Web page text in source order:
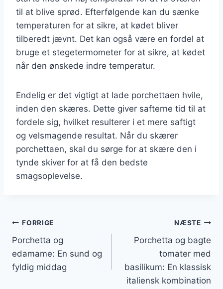
til at blive sprød. Efterfølgende kan du sænke
temperaturen for at sikre, at kødet bliver
tilberedt jævnt. Det kan også være en fordel at
bruge et stegetermometer for at sikre, at kødet
når den ønskede indre temperatur.
Endelig er det vigtigt at lade porchettaen hvile,
inden den skæres. Dette giver safterne tid til at
fordele sig, hvilket resulterer i et mere saftigt
og velsmagende resultat. Når du skærer
porchettaen, skal du sørge for at skære den i
tynde skiver for at få den bedste
smagsoplevelse.
Indlægsnavigation
FORRIGE
Porchetta og
edamame: En sund og
fyldig middag
NÆSTE
Porchetta og bagte
tomater med
basilikum: En klassisk
italiensk kombination